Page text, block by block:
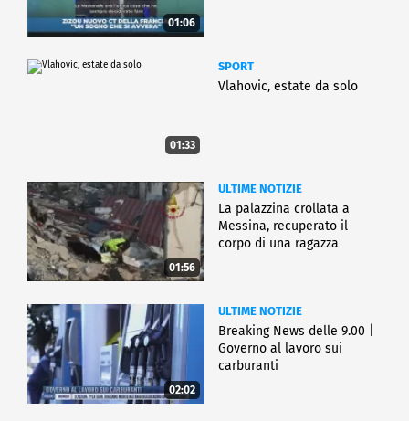
01:06
01:33
SPORT
Vlahovic, estate da solo
01:56
ULTIME NOTIZIE
La palazzina crollata a
Messina, recuperato il
corpo di una ragazza
02:02
ULTIME NOTIZIE
Breaking News delle 9.00 |
Governo al lavoro sui
carburanti